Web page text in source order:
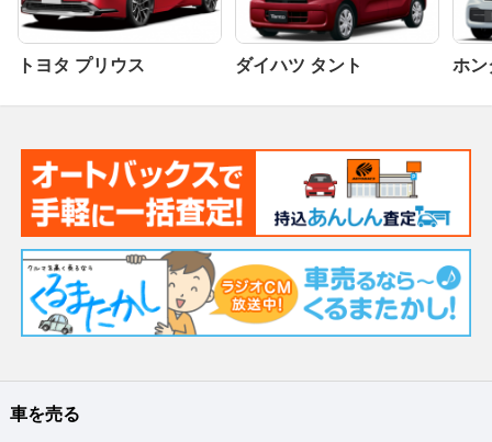
トヨタ プリウス ダイハツ タント ホン
車を売る